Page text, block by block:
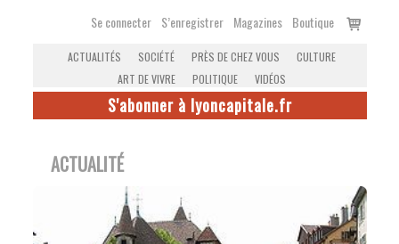
Se connecter S’enregistrer Magazines Boutique
Voir
ACTUALITÉS SOCIÉTÉ PRÈS DE CHEZ VOUS
CULTURE
ART DE VIVRE
POLITIQUE VIDÉOS
S'abonner à lyoncapitale.fr
ACTUALITÉ